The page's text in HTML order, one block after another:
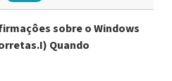
sobre o Windows
Quando